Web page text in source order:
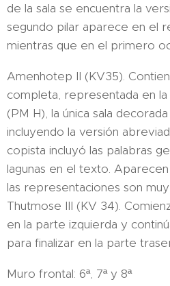
de la sala se encuentra la
segundo pilar aparece en el
mientras que en el primero
Amenhotep II (KV35).
completa, representada en
(PM H), la única sala
incluyendo la versión
copista incluyó las palabras
lagunas en el texto.
las representaciones son
Thutmose III (KV 34).
en la parte izquierda y
para finalizar en la parte
Muro frontal: 6ª, 7ª y 8ª